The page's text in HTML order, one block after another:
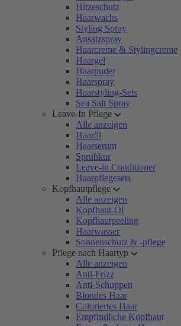
Hitzeschutz
Haarwachs
Styling Spray
Ansatzspray
Haarcreme & Stylingcreme
Haargel
Haarpuder
Haarspray
Haarstyling-Sets
Sea Salt Spray
Leave-In Pflege
Alle anzeigen
Haaröl
Haarserum
Sprühkur
Leave-in Conditioner
Haarpflegesets
Kopfhautpflege
Alle anzeigen
Kopfhaut-Öl
Kopfhautpeeling
Haarwasser
Sonnenschutz & -pflege
Pflege nach Haartyp
Alle anzeigen
Anti-Frizz
Anti-Schuppen
Blondes Haar
Coloriertes Haar
Empfindliche Kopfhaut